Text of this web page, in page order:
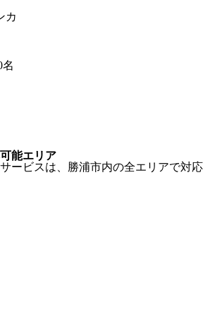
カ
名
能エリア
ービスは、勝浦市内の全エリアで対応